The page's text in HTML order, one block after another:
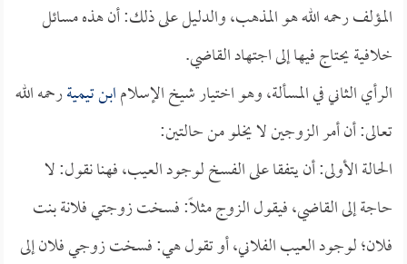
المؤلف رحمه الله هو المذهب، والدليل على ذلك: أن هذه مسائل
خلافية يحتاج فيها إلى اجتهاد القاضي.
الرأي الثاني في المسألة، وهو اختيار شيخ الإسلامابن تيميةرحمه الله
تعالى: أن أمر الزوجين لا يخلو من حالتين:
الحالة الأولى: أن يتفقا على الفسخ لوجود العيب، فهنا نقول: لا
حاجة إلى القاضي، فيقول الزوج مثلًا: فسخت زوجتي فلانة بنت
فلان؛ لوجود العيب الفلاني، أو تقول هي: فسخت زوجي فلان إلى